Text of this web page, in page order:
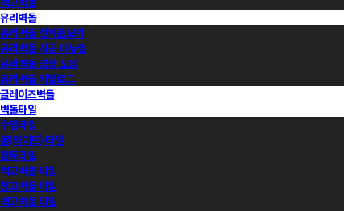
유리벽돌
유리벽돌 전제품보기
유리벽돌 시공 매뉴얼
유리벽돌 영상 모음
유리벽돌 카달로그
글레이즈벽돌
벽돌타일
수입타일
롱(와이드) 타일
점토타일
적고벽돌 타일
청고벽돌 타일
백고벽돌 타일